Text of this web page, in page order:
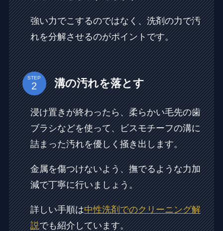
強い力でこするのではなく、洗剤の力で汚
れを分解させるのがポイントです。
STEP 溝の汚れを落とす
浸け置きが終わったら、柔らかい毛先の歯
ブラシなどを使って、ビスモチーフの溝に
詰まった汚れを優しく掻き出します。
金属を傷つけないよう、撫でるような力加
減で丁寧に行いましょう。
詳しい手順は中性洗剤でのクリーニング解
説でも紹介しています。